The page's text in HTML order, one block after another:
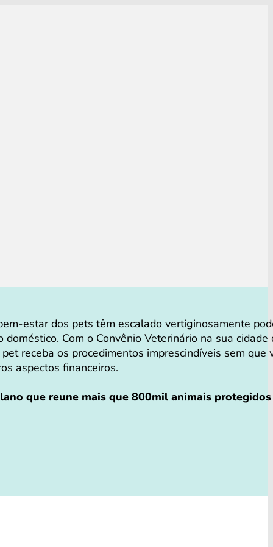
estar dos pets têm escalado vertiginosamente
doméstico. Com o Convênio Veterinário na sua cidade
receba os procedimentos imprescindíveis sem que
aspectos financeiros.
que reune mais que 800mil animais